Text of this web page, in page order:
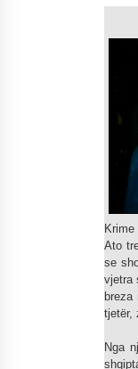
Ato
se
vjetra
breza
tjetër,
Nga